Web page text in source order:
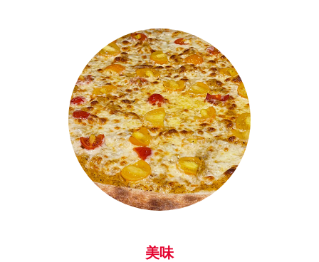
あまりお話し
する事はでき
ませんでした
が、オーナー
様の誠実さや
お人柄の良さ
が雰囲気やご
美味